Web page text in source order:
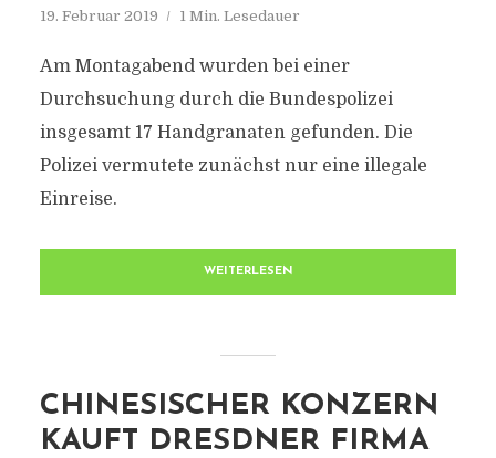
19. Februar 2019 1 Min. Lesedauer
Am Montagabend wurden bei einer
Durchsuchung durch die Bundespolizei
insgesamt 17 Handgranaten gefunden. Die
Polizei vermutete zunächst nur eine illegale
Einreise.
WEITERLESEN
CHINESISCHER KONZERN
KAUFT DRESDNER FIRMA